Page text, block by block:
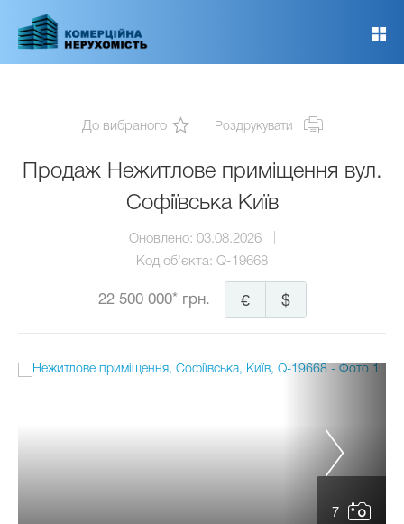
основного
До вибраного Роздрукувати
Продаж Нежитлове приміщення вул.
Софіївська Київ
Оновлено: 03.08.2026
Код об'єкта: Q-19668
22 500 000* грн. $
€
7